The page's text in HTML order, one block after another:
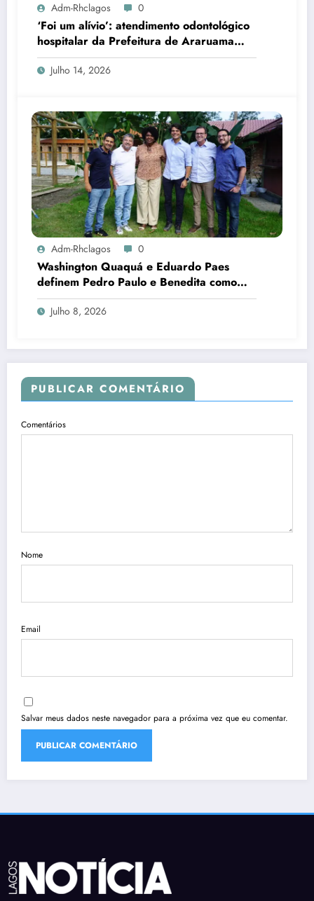
Adm-Rhclagos 0
‘Foi um alívio’: atendimento odontológico
hospitalar da Prefeitura de Araruama
transforma rotina de famílias atípicas
Julho 14, 2026
Adm-Rhclagos 0
Washington Quaquá e Eduardo Paes
definem Pedro Paulo e Benedita como
candidatos ao Senado no Rio
Julho 8, 2026
PUBLICAR COMENTÁRIO
Comentários
Nome
Email
Salvar meus dados neste navegador para a próxima vez que eu comentar.